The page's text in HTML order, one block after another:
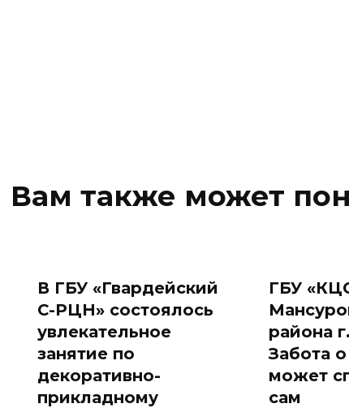
Вам также может
В ГБУ «Гвардейский
С-РЦН» состоялось
увлекательное
занятие по
декоративно-
прикладному
ГБУ
района
Забота
может
сам